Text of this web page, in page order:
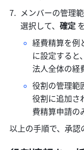
メンバーの管理
選択して、確定
経費精算を例
に設定すると
法人全体の経
役割の管理範
役割に追加さ
費精算申請の
以上の手順で、承認